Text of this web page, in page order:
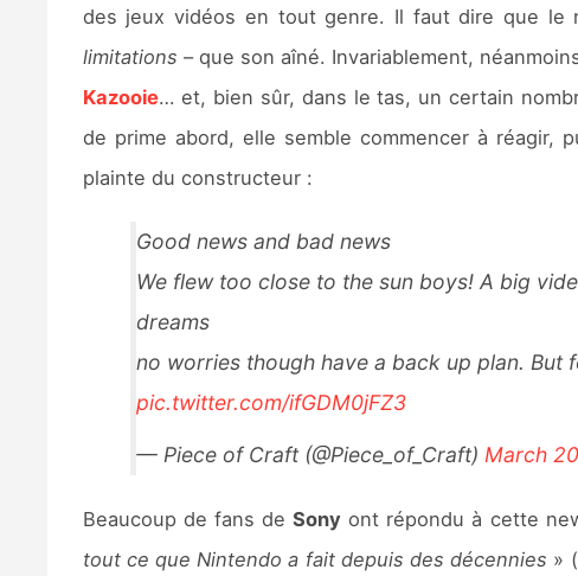
des jeux vidéos en tout genre. Il faut dire que le
limitations – que son aîné. Invariablement,
Kazooie… et, bien sûr, dans le tas, un certain
de prime abord, elle semble commencer à réagir,
plainte du constructeur :
Good news and bad news
We flew too close to the sun boys! A big
dreams
no worries though have a back up plan.
pic.twitter.com/ifGDM0jFZ3
— Piece of Craft (@Piece_of_Craft) March
Beaucoup de fans deSony ont répondu à cette
tout ce que Nintendo a fait depuis des décennies » (